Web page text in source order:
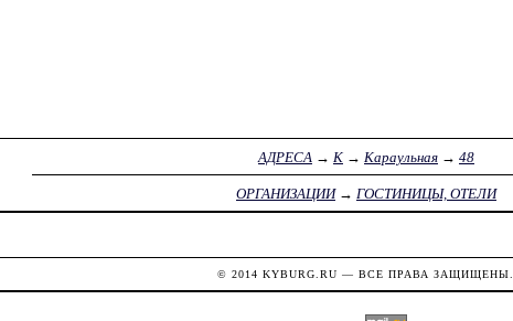
АДРЕСА → К→ Караульная→ 48
ОРГАНИЗАЦИИ→ ГОСТИНИЦЫ, ОТЕЛИ
© 2014KYBURG.RU — ВСЕ ПРАВА ЗАЩИЩЕНЫ.